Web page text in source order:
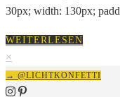
30px; width: 130px;
WEITERLESEN
×
→ @LICHTKONFETTI